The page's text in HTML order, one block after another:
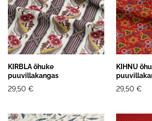
KIRBLA õhuke
puuvillakangas
29,50 €
KIHNU
29,50 €